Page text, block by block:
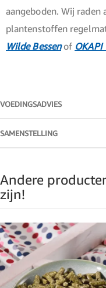
aangeboden. Wij raden
plantenstoffen
Wilde Bessenof OKAPI
VOEDINGSADVIES
SAMENSTELLING
Andere
zijn!